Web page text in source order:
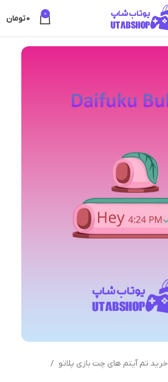
0
0تومان
خرید تم آیتم های چت بازی پلاتو